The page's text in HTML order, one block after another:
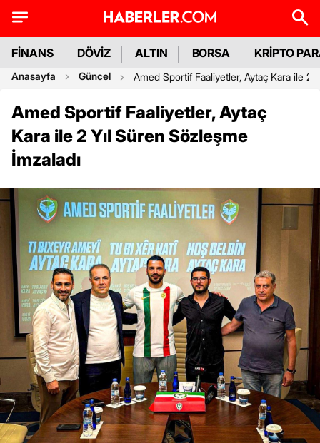
FİNANS DÖVİZ ALTIN BORSA KRİPTO
Anasayfa Güncel Amed Sportif Faaliyetler, Aytaç Kara ile 2
Amed Sportif Faaliyetler, Aytaç
Kara ile 2 Yıl Süren Sözleşme
İmzaladı